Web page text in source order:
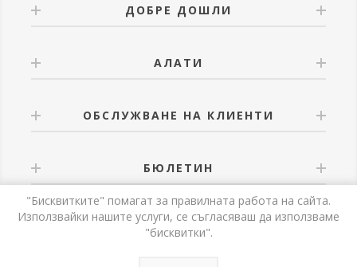
ДОБРЕ ДОШЛИ
АЛАТИ
ОБСЛУЖВАНЕ НА КЛИЕНТИ
БЮЛЕТИН
"Бисквитките" помагат за правилната работа на сайта.
Използвайки нашите услуги, се съгласяваш да използваме
"бисквитки".